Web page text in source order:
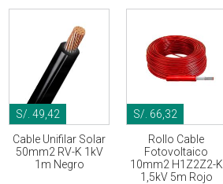
S/. 49,42
Cable Unifilar Solar
50mm2 RV-K 1kV
1m Negro
S/. 66,32
Rollo Cable
Fotovoltaico
10mm2 H1Z2Z2-K
1,5kV 5m Rojo